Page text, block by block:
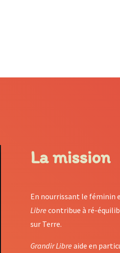
La mission
En nourrissant le féminin
Libre contribue à ré-
sur Terre.
Grandir Libre aide en